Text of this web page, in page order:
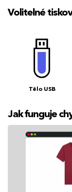
Volitelné
Tělo USB
Jak funguje